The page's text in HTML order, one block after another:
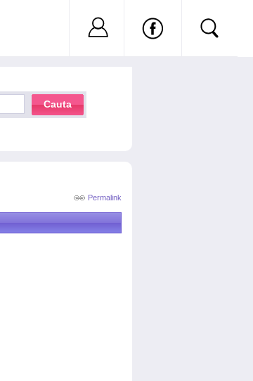
Permalink
Cauta
Nu ai cont?